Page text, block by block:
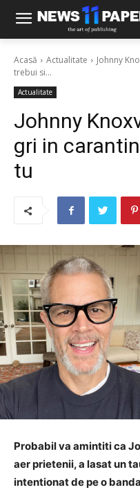
Acasă Actualitate
Johnny
trebui si...
Actualitate
Johnny
gri in
tu
Probabil va amintiti ca
aer prietenii, a lasat un
intentionat de pe o